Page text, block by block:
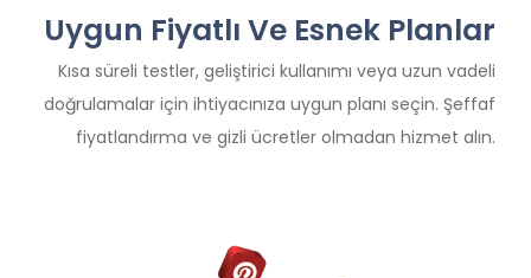
Uygun Fiyatlı Ve Esnek Planlar
Kısa süreli testler, geliştirici kullanımı veya uzun vadeli
doğrulamalar için ihtiyacınıza uygun planı seçin. Şeffaf
fiyatlandırma ve gizli ücretler olmadan hizmet alın.